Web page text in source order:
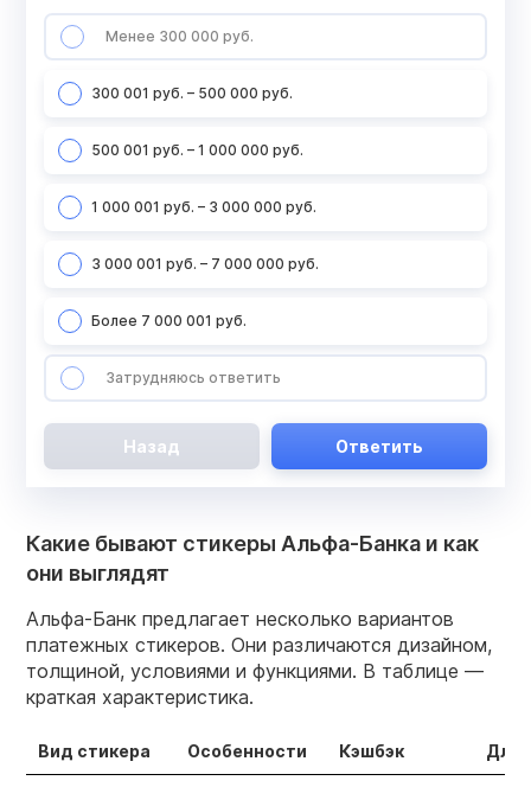
Менее 300 000 руб.
300 001 руб. – 500 000 руб.
500 001 руб. – 1 000 000 руб.
1 000 001 руб. – 3 000 000 руб.
3 000 001 руб. – 7 000 000 руб.
Более 7 000 001 руб.
Затрудняюсь ответить
Назад Ответить
Какие бывают стикеры Альфа-Банка и как
они выглядят
Альфа-Банк предлагает несколько вариантов
платежных стикеров. Они различаются дизайном,
толщиной, условиями и функциями. В таблице —
краткая характеристика.
Вид стикера Особенности Кэшбэк Для